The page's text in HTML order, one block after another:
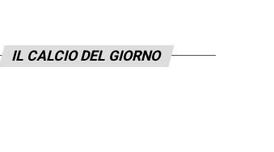
IL CALCIO DEL GIORNO